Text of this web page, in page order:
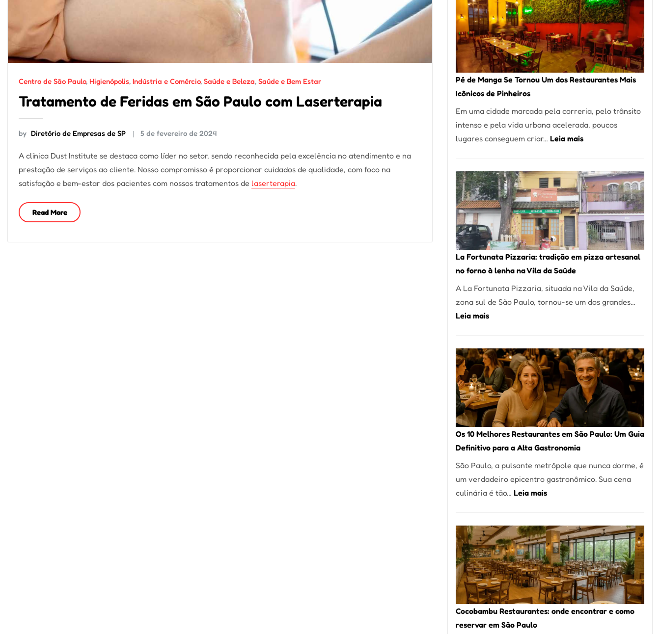
Centro de São Paulo, Higienópolis, Indústria e Comércio, Saúde e Beleza, Saúde e Bem Estar
Tratamento de Feridas em São Paulo com Laserterapia
by Diretório de Empresas de SP 5 de fevereiro de 2024
A clínica Dust Institute se destaca como líder no setor, sendo reconhecida pela excelência no atendimento e na
prestação de serviços ao cliente. Nosso compromisso é proporcionar cuidados de qualidade, com foco na
satisfação e bem-estar dos pacientes com nossos tratamentos de laserterapia.
Read More
Pé de Manga Se Tornou Um dos Restaurantes Mais
Icônicos de Pinheiros
Em uma cidade marcada pela correria, pelo trânsito
intenso e pela vida urbana acelerada, poucos
lugares conseguem criar… Leia mais:
Manga
Se
Tornou
Um
dos
Restaurantes
Mais
de
Pinheiros
La Fortunata Pizzaria: tradição em pizza artesanal
no forno à lenha na Vila da Saúde
A La Fortunata Pizzaria, situada na Vila da Saúde,
zona sul de São Paulo, tornou-se um dos grandes…
Leia mais:
Pizzaria:
tradição
em
pizza
artesanal
no
forno
à
lenha
na
Vila
Os 10 Melhores Restaurantes em São Paulo: Um Guia
Definitivo para a Alta Gastronomia
São Paulo, a pulsante metrópole que nunca dorme, é
um verdadeiro epicentro gastronômico. Sua cena
culinária é tão… Leia mais:
Melhores
Restaurantes
em
São
Paulo:
Um
Guia
Cocobambu Restaurantes: onde encontrar e como
reservar em São Paulo